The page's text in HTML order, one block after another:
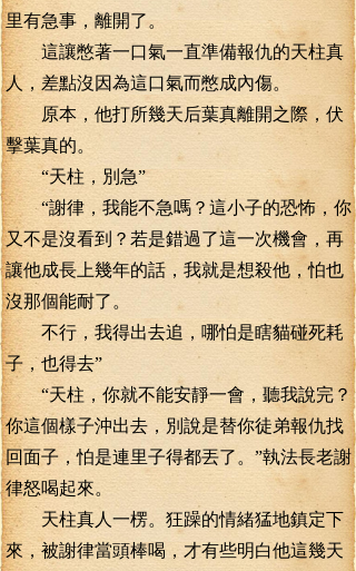
里有急事，離開了。
這讓憋著一口氣一直準備報仇的天柱真
人，差點沒因為這口氣而憋成內傷。
原本，他打所幾天后葉真離開之際，伏
擊葉真的。
“天柱，別急”
“謝律，我能不急嗎？這小子的恐怖，你
又不是沒看到？若是錯過了這一次機會，再
讓他成長上幾年的話，我就是想殺他，怕也
沒那個能耐了。
不行，我得出去追，哪怕是瞎貓碰死耗
子，也得去”
“天柱，你就不能安靜一會，聽我說完？
你這個樣子沖出去，別說是替你徒弟報仇找
回面子，怕是連里子得都丟了。”執法長老謝
律怒喝起來。
天柱真人一楞。狂躁的情緒猛地鎮定下
來，被謝律當頭棒喝，才有些明白他這幾天